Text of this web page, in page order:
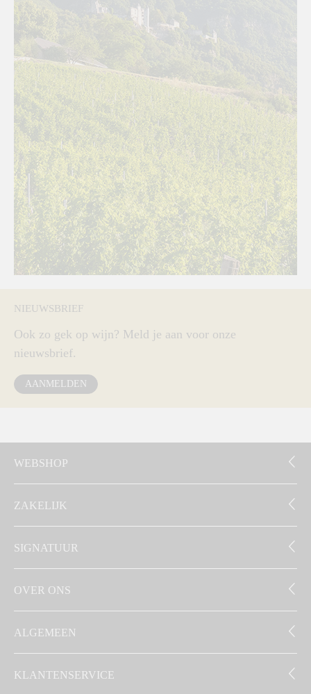
NIEUWSBRIEF
Ook zo gek op wijn? Meld je aan voor onze
nieuwsbrief.
AANMELDEN
WEBSHOP
ZAKELIJK
SIGNATUUR
OVER ONS
ALGEMEEN
KLANTENSERVICE